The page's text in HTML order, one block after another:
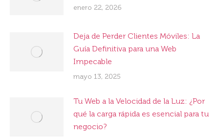
enero 22, 2026
Deja de Perder Clientes Móviles: La
Guía Definitiva para una Web
Impecable
mayo 13, 2025
Tu Web a la Velocidad de la Luz: ¿Por
qué la carga rápida es esencial para tu
negocio?